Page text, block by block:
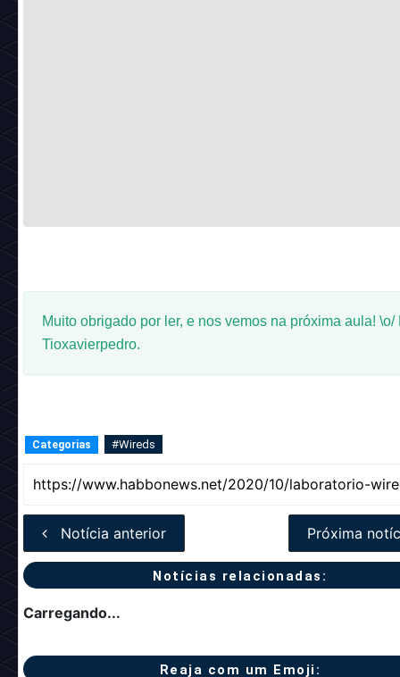
Muito obrigado por ler, e nos vemos na próxima aula! \o/
Tioxavierpedro.
Categorias #Wireds
Notícia anterior Próxima
Notícias relacionadas:
Carregando...
Reaja com um Emoji: